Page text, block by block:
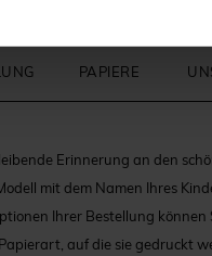
PAPIERE
Erinnerung an den
mit dem Namen Ihres
Ihrer Bestellung können
auf die sie gedruckt